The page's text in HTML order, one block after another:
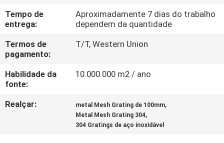
CONTROLE
DA
QUALIDADE
CONTATE-
NOS
Tempo de
entrega:
Aproximadamente 7 dias do trabalho
dependem da quantidade
Termos de
pagamento:
T/T, Western Union
Habilidade da
fonte:
10.000.000 m2 / ano
Realçar: metal Mesh Grating de 100mm,
Metal Mesh Grating 304,
304 Gratings de aço inoxidável